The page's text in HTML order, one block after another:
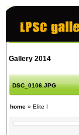
Gallery 2014
DSC_0106.JPG
home » Elite I